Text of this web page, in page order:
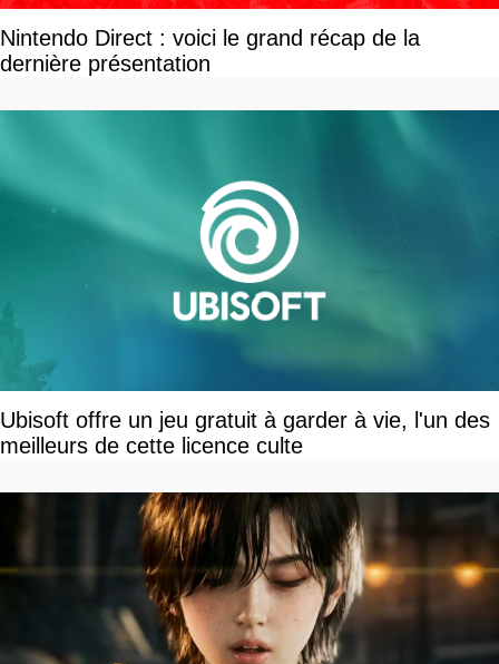
Nintendo Direct : voici le grand récap de la
dernière présentation
Ubisoft offre un jeu gratuit à garder à vie, l'un des
meilleurs de cette licence culte